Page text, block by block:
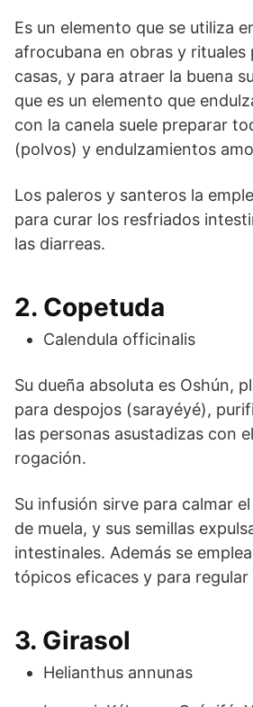
Es un elemento que se utiliza
afrocubana en obras y rituales
casas, y para atraer la buena
que es un elemento que
con la canela suele preparar
(polvos) y endulzamientos
Los paleros y santeros la
para curar los resfriados
las diarreas.
2. Copetuda
Calendula officinalis
Su dueña absoluta es Oshún,
para despojos (sarayéyé),
las personas asustadizas con
rogación.
Su infusión sirve para calmar
de muela, y sus semillas
intestinales. Además se
tópicos eficaces y para
3. Girasol
Helianthus annunas